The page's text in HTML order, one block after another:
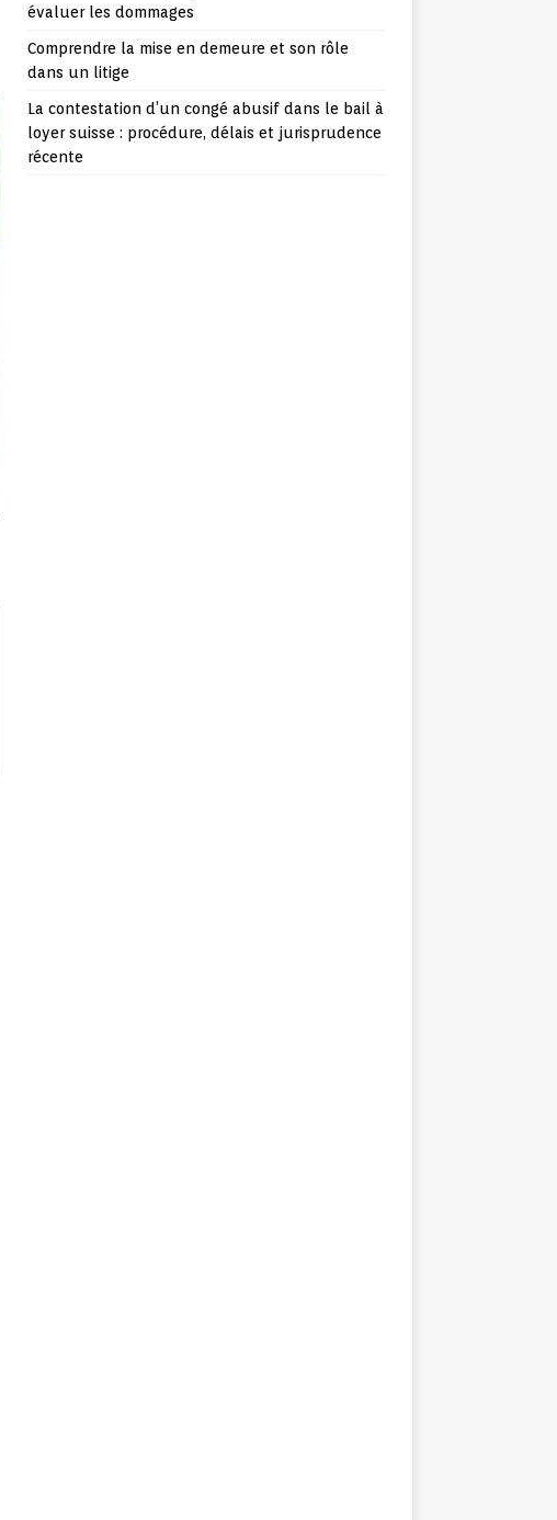
évaluer les dommages
Comprendre la mise en demeure et son rôle
dans un litige
La contestation d’un congé abusif dans le bail à
loyer suisse : procédure, délais et jurisprudence
récente